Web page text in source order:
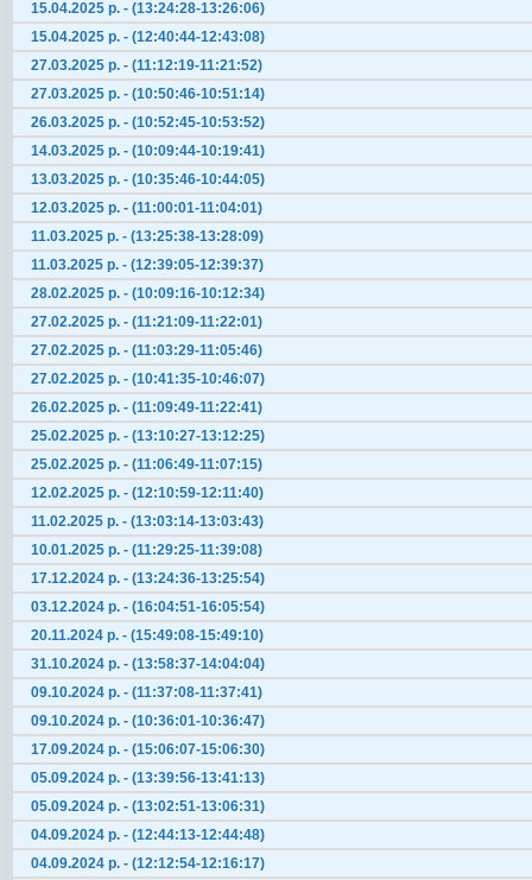
15.04.2025 р. - (13:24:28-13:26:06)
15.04.2025 р. - (12:40:44-12:43:08)
27.03.2025 р. - (11:12:19-11:21:52)
27.03.2025 р. - (10:50:46-10:51:14)
26.03.2025 р. - (10:52:45-10:53:52)
14.03.2025 р. - (10:09:44-10:19:41)
13.03.2025 р. - (10:35:46-10:44:05)
12.03.2025 р. - (11:00:01-11:04:01)
11.03.2025 р. - (13:25:38-13:28:09)
11.03.2025 р. - (12:39:05-12:39:37)
28.02.2025 р. - (10:09:16-10:12:34)
27.02.2025 р. - (11:21:09-11:22:01)
27.02.2025 р. - (11:03:29-11:05:46)
27.02.2025 р. - (10:41:35-10:46:07)
26.02.2025 р. - (11:09:49-11:22:41)
25.02.2025 р. - (13:10:27-13:12:25)
25.02.2025 р. - (11:06:49-11:07:15)
12.02.2025 р. - (12:10:59-12:11:40)
11.02.2025 р. - (13:03:14-13:03:43)
10.01.2025 р. - (11:29:25-11:39:08)
17.12.2024 р. - (13:24:36-13:25:54)
03.12.2024 р. - (16:04:51-16:05:54)
20.11.2024 р. - (15:49:08-15:49:10)
31.10.2024 р. - (13:58:37-14:04:04)
09.10.2024 р. - (11:37:08-11:37:41)
09.10.2024 р. - (10:36:01-10:36:47)
17.09.2024 р. - (15:06:07-15:06:30)
05.09.2024 р. - (13:39:56-13:41:13)
05.09.2024 р. - (13:02:51-13:06:31)
04.09.2024 р. - (12:44:13-12:44:48)
04.09.2024 р. - (12:12:54-12:16:17)